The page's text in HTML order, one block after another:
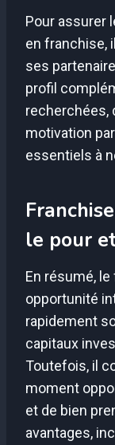
Pour assurer
en franchise,
ses
profil
recherchées,
motivation
essentiels à
le pour
En résumé,
opportunité
rapidement
capitaux
Toutefois, il
moment
et de bien
avantages,